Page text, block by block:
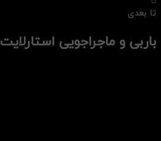
تا بعدی
باربی و ماجراجویی استارلایت